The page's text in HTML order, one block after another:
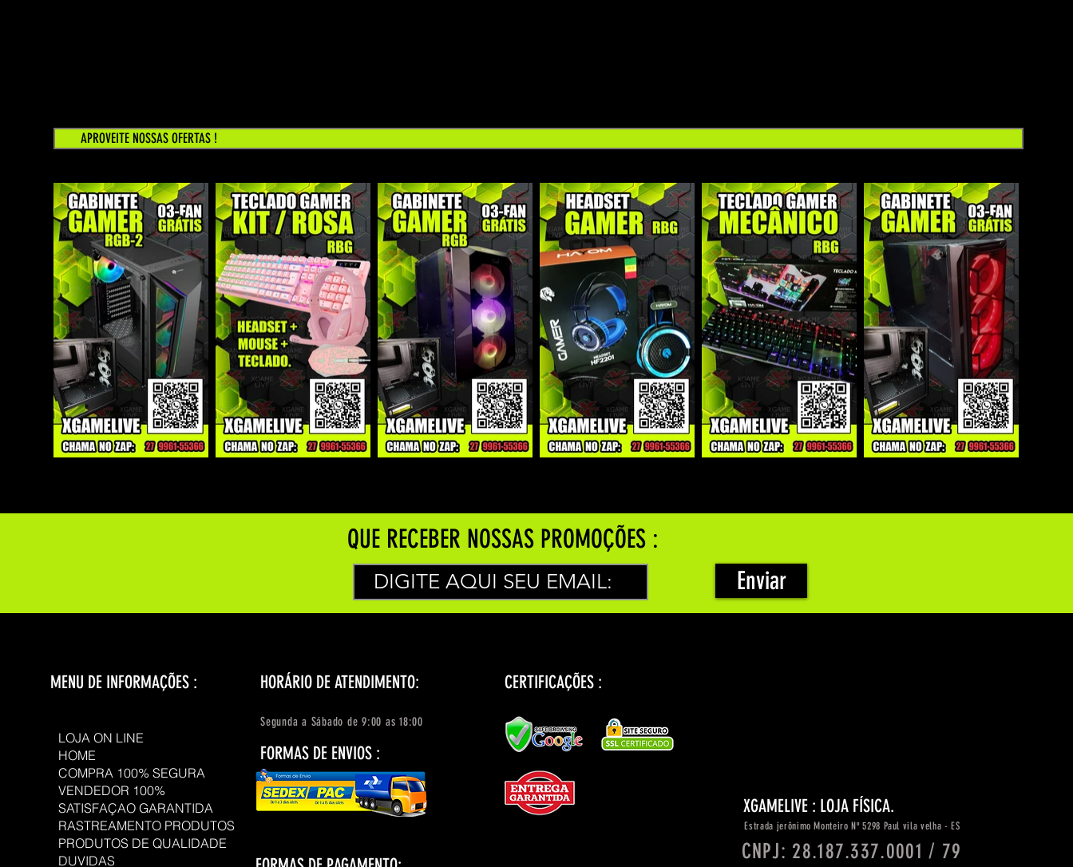
APROVEITE NOSSAS OFERTAS !
QUE RECEBER NOSSAS PROMOÇÕES :
Enviar
MENU DE INFORMAÇÕES :
LOJA ON LINE
HOME
COMPRA 100% SEGURA
VENDEDOR 100%
SATISFAÇAO GARANTIDA
RASTREAMENTO PRODUTOS
PRODUTOS DE QUALIDADE
DUVIDAS
FORMAS DE ENVIOS :
HORÁRIO DE ATENDIMENTO:
XGAMELIVE : LOJA FÍSICA.
CERTIFICAÇÕES :
Segunda a Sábado de 9:00 as 18:00
Estrada jerônimo Monteiro Nº 5298 Paul vila velha - ES
CNPJ: 28.187.337.0001 / 79